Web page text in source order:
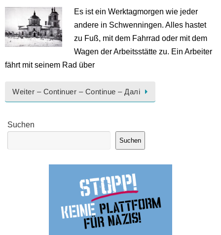
Es ist ein Werktagmorgen wie jeder
andere in Schwenningen. Alles hastet
zu Fuß, mit dem Fahrrad oder mit dem
Wagen der Arbeitsstätte zu. Ein Arbeiter
fährt mit seinem Rad über
Weiter – Continuer – Continue – Далі
Suchen
Suchen